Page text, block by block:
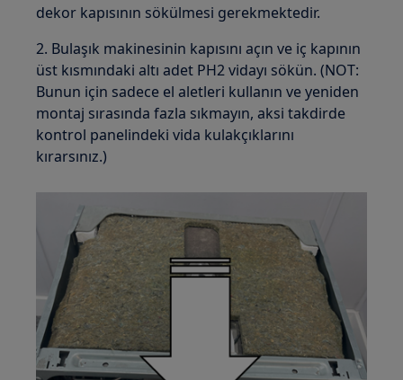
dekor kapısının sökülmesi gerekmektedir.
2. Bulaşık makinesinin kapısını açın ve iç kapının
üst kısmındaki altı adet PH2 vidayı sökün. (NOT:
Bunun için sadece el aletleri kullanın ve yeniden
montaj sırasında fazla sıkmayın, aksi takdirde
kontrol panelindeki vida kulakçıklarını
kırarsınız.)